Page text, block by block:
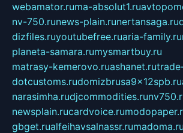
webamator.ruma-absolut1.ru
nv-750.runews-plain.runertansaga.ru
dizfiles.ruyoutubefree.ruaria-family.ru
planeta-samara.rumysmartbuy.ru
matrasy-kemerovo.ruashanet.ru
dotcustoms.rudomizbrusa9x12spb.ru
narasimha.rudjcommodities.ru
newsplain.rucardvoice.ru
gbget.rualfeihavsalnassr.rumadoma.ru